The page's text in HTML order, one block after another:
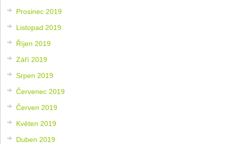
Prosinec 2019
Listopad 2019
Říjen 2019
Září 2019
Srpen 2019
Červenec 2019
Červen 2019
Květen 2019
Duben 2019